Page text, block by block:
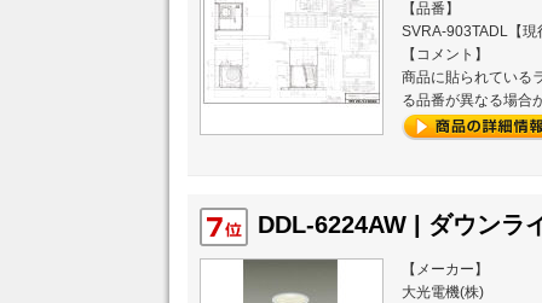
【品番】
SVRA-903TADL【現
【コメント】
商品に貼られている
る品番が異なる場合
DDL-6224AW | ダウンラ
【メーカー】
大光電機(株)